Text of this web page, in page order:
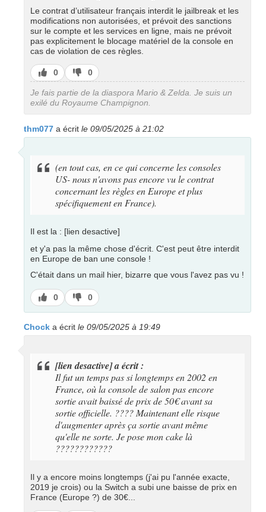
Le contrat d’utilisateur français interdit le jailbreak et les
modifications non autorisées, et prévoit des sanctions
sur le compte et les services en ligne, mais ne prévoit
pas explicitement le blocage matériel de la console en
cas de violation de ces règles.
J’aime
0
J’aime
pas
0
Je fais partie de la diaspora Mario & Zelda. Je suis un
exilé du Royaume Champignon.
thm077 a écrit le 09/05/2025 à 21:02
(en tout cas, en ce qui concerne les consoles
US- nous n'avons pas encore vu le contrat
concernant les règles en Europe et plus
spécifiquement en France).
Il est la : [lien desactive]
et y'a pas la même chose d'écrit. C'est peut être interdit
en Europe de ban une console !
C'était dans un mail hier, bizarre que vous l'avez pas vu !
J’aime
0
J’aime
pas
0
Chock a écrit le 09/05/2025 à 19:49
[lien desactive] a écrit :
Il fut un temps pas si longtemps en 2002 en
France, où la console de salon pas encore
sortie avait baissé de prix de 50€ avant sa
sortie officielle. ???? Maintenant elle risque
d'augmenter après ça sortie avant même
qu'elle ne sorte. Je pose mon cake là
????????????
Il y a encore moins longtemps (j'ai pu l'année exacte,
2019 je crois) ou la Switch a subi une baisse de prix en
France (Europe ?) de 30€...